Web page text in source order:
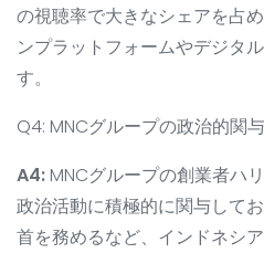
の視聴率で大きなシェアを占
ンプラットフォームやデジタ
す。
Q4: MNCグループの政治的関
A4:MNCグループの創業者ハ
政治活動に積極的に関与して
首を務めるなど、インドネシ